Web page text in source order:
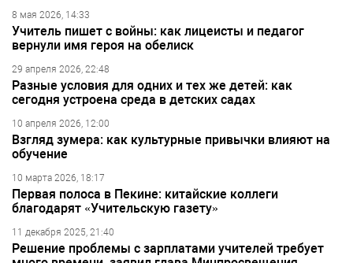
8 мая 2026, 14:33
Учитель пишет с войны: как лицеисты и педагог
вернули имя героя на обелиск
29 апреля 2026, 22:48
Разные условия для одних и тех же детей: как
сегодня устроена среда в детских садах
10 апреля 2026, 12:00
Взгляд зумера: как культурные привычки влияют на
обучение
10 марта 2026, 18:17
Первая полоса в Пекине: китайские коллеги
благодарят «Учительскую газету»
11 декабря 2025, 21:40
Решение проблемы с зарплатами учителей требует